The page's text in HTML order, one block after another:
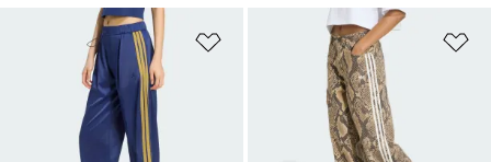
ほしいものリストに追加